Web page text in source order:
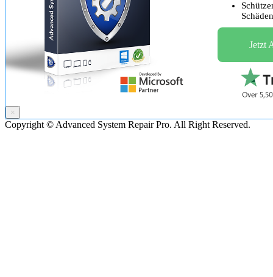
Schäden
Jetzt
×
Copyright © Advanced System Repair Pro. All Right Reserved.